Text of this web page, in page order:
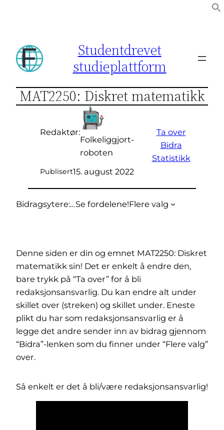
Studentdrevet
studieplattform
MAT2250: Diskret matematikk
Redaktør:
Folkeliggjort-
roboten
Publisert15. august 2022
Ta over
Bidra
Statistikk
Bidragsytere:…Se fordelene!Flere valg
Denne siden er din og emnet MAT2250: Diskret
matematikk sin! Det er enkelt å endre den,
bare trykk på “Ta over” for å bli
redaksjonsansvarlig. Du kan endre alt under
skillet over (streken) og skillet under. Eneste
plikt du har som redaksjonsansvarlig er å
legge det andre sender inn av bidrag gjennom
“Bidra”-lenken som du finner under “Flere valg”
over.
Så enkelt er det å bli/være redaksjonsansvarlig!